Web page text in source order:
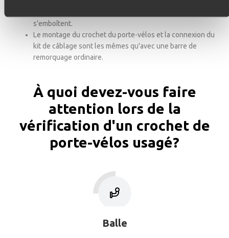
s'emboîtent.
Le montage du crochet du porte-vélos et la connexion du
kit de câblage sont les mêmes qu'avec une barre de
remorquage ordinaire.
À quoi devez-vous faire
attention lors de la
vérification d'un crochet de
porte-vélos usagé?
Balle